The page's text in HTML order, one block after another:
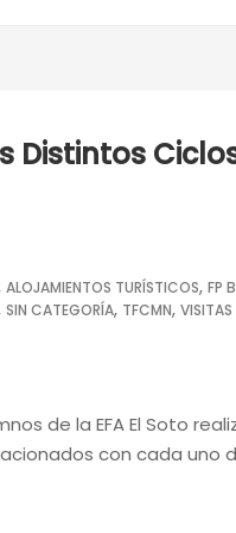
Distintos
ALOJAMIENTOS TURÍSTICOS, FP
SIN CATEGORÍA, TFCMN, VISITAS
de la EFA El Soto
con cada uno